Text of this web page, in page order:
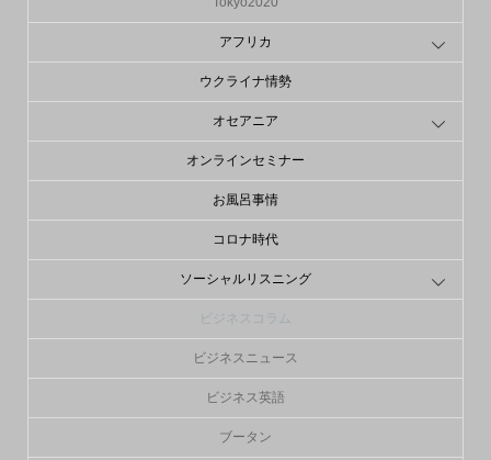
アフリカ
ウクライナ情勢
オセアニア
オンラインセミナー
お風呂事情
コロナ時代
ソーシャルリスニング
ビジネスコラム
ビジネスニュース
ビジネス英語
ブータン